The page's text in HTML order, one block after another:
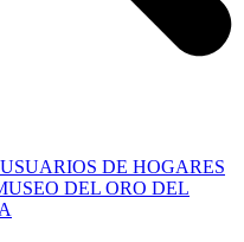
DE HOGARES
DEL ORO DEL